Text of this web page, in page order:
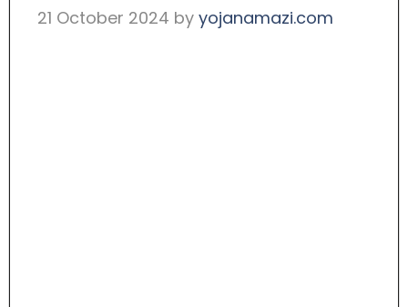
21 October 2024 by yojanamazi.com